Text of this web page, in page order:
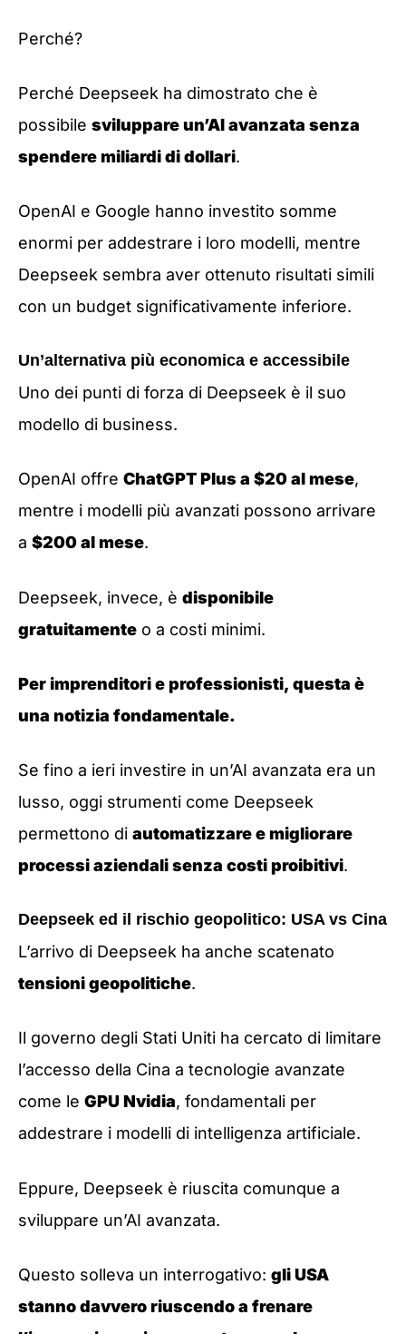
Perché?
Perché Deepseek ha dimostrato che è
possibile sviluppare un’AI avanzata senza
spendere miliardi di dollari.
OpenAI e Google hanno investito somme
enormi per addestrare i loro modelli, mentre
Deepseek sembra aver ottenuto risultati simili
con un budget significativamente inferiore.
Un’alternativa più economica e accessibile
Uno dei punti di forza di Deepseek è il suo
modello di business.
OpenAI offre ChatGPT Plus a $20 al mese,
mentre i modelli più avanzati possono arrivare
a $200 al mese.
Deepseek, invece, è disponibile
gratuitamente o a costi minimi.
Per imprenditori e professionisti, questa è
una notizia fondamentale.
Se fino a ieri investire in un’AI avanzata era un
lusso, oggi strumenti come Deepseek
permettono di automatizzare e migliorare
processi aziendali senza costi proibitivi.
Deepseek ed il rischio geopolitico: USA vs Cina
L’arrivo di Deepseek ha anche scatenato
tensioni geopolitiche.
Il governo degli Stati Uniti ha cercato di limitare
l’accesso della Cina a tecnologie avanzate
come le GPU Nvidia, fondamentali per
addestrare i modelli di intelligenza artificiale.
Eppure, Deepseek è riuscita comunque a
sviluppare un’AI avanzata.
Questo solleva un interrogativo: gli USA
stanno davvero riuscendo a frenare